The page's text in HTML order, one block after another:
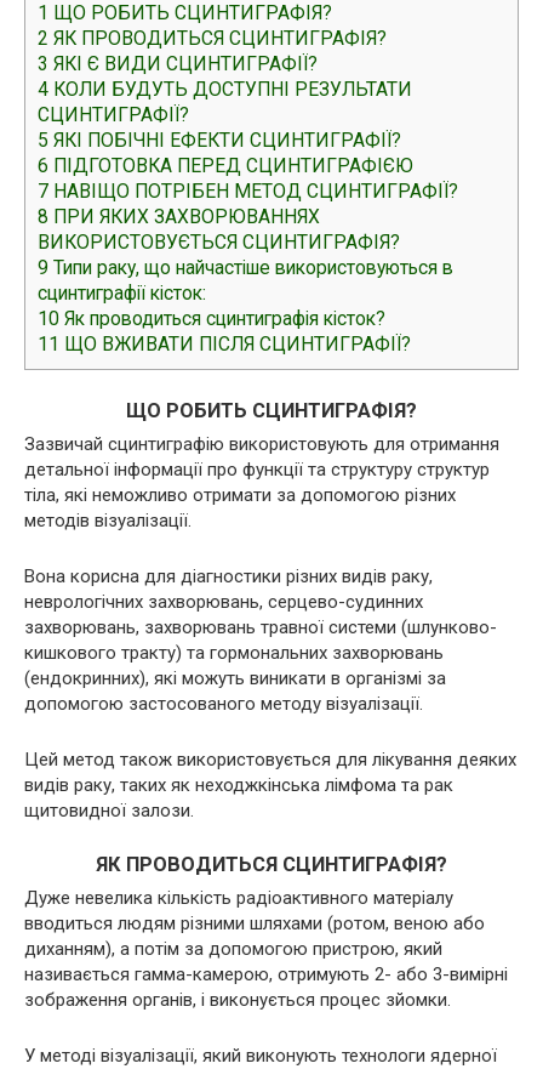
1 ЩО РОБИТЬ СЦИНТИГРАФІЯ?
2 ЯК ПРОВОДИТЬСЯ СЦИНТИГРАФІЯ?
3 ЯКІ Є ВИДИ СЦИНТИГРАФІЇ?
4 КОЛИ БУДУТЬ ДОСТУПНІ РЕЗУЛЬТАТИ
СЦИНТИГРАФІЇ?
5 ЯКІ ПОБІЧНІ ЕФЕКТИ СЦИНТИГРАФІЇ?
6 ПІДГОТОВКА ПЕРЕД СЦИНТИГРАФІЄЮ
7 НАВІЩО ПОТРІБЕН МЕТОД СЦИНТИГРАФІЇ?
8 ПРИ ЯКИХ ЗАХВОРЮВАННЯХ
ВИКОРИСТОВУЄТЬСЯ СЦИНТИГРАФІЯ?
9 Типи раку, що найчастіше використовуються в
сцинтиграфії кісток:
10 Як проводиться сцинтиграфія кісток?
11 ЩО ВЖИВАТИ ПІСЛЯ СЦИНТИГРАФІЇ?
ЩО РОБИТЬ СЦИНТИГРАФІЯ?
Зазвичай сцинтиграфію використовують для отримання
детальної інформації про функції та структуру структур
тіла, які неможливо отримати за допомогою різних
методів візуалізації.
Вона корисна для діагностики різних видів раку,
неврологічних захворювань, серцево-судинних
захворювань, захворювань травної системи (шлунково-
кишкового тракту) та гормональних захворювань
(ендокринних), які можуть виникати в організмі за
допомогою застосованого методу візуалізації.
Цей метод також використовується для лікування деяких
видів раку, таких як неходжкінська лімфома та рак
щитовидної залози.
ЯК ПРОВОДИТЬСЯ СЦИНТИГРАФІЯ?
Дуже невелика кількість радіоактивного матеріалу
вводиться людям різними шляхами (ротом, веною або
диханням), а потім за допомогою пристрою, який
називається гамма-камерою, отримують 2- або 3-вимірні
зображення органів, і виконується процес зйомки.
У методі візуалізації, який виконують технологи ядерної